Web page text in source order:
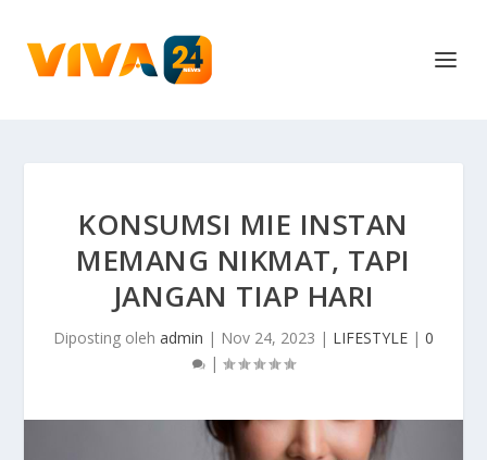
KONSUMSI MIE INSTAN
MEMANG NIKMAT, TAPI
JANGAN TIAP HARI
Diposting oleh admin | Nov 24, 2023 | LIFESTYLE | 0
|